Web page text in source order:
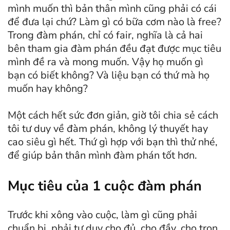
mình muốn thì bản thân mình cũng phải có cái
để đưa lại chứ? Làm gì có bữa cơm nào là free?
Trong đàm phán, chỉ có fair, nghĩa là cả hai
bên tham gia đàm phán đều đạt được mục tiêu
mình đề ra và mong muốn. Vậy họ muốn gì
bạn có biết không? Và liệu bạn có thứ mà họ
muốn hay không?
Một cách hết sức đơn giản, giờ tôi chia sẻ cách
tôi tư duy về đàm phán, không lý thuyết hay
cao siêu gì hết. Thứ gì hợp với bạn thì thử nhé,
để giúp bản thân mình đàm phán tốt hơn.
Mục tiêu của 1 cuộc đàm phán
Trước khi xông vào cuộc, làm gì cũng phải